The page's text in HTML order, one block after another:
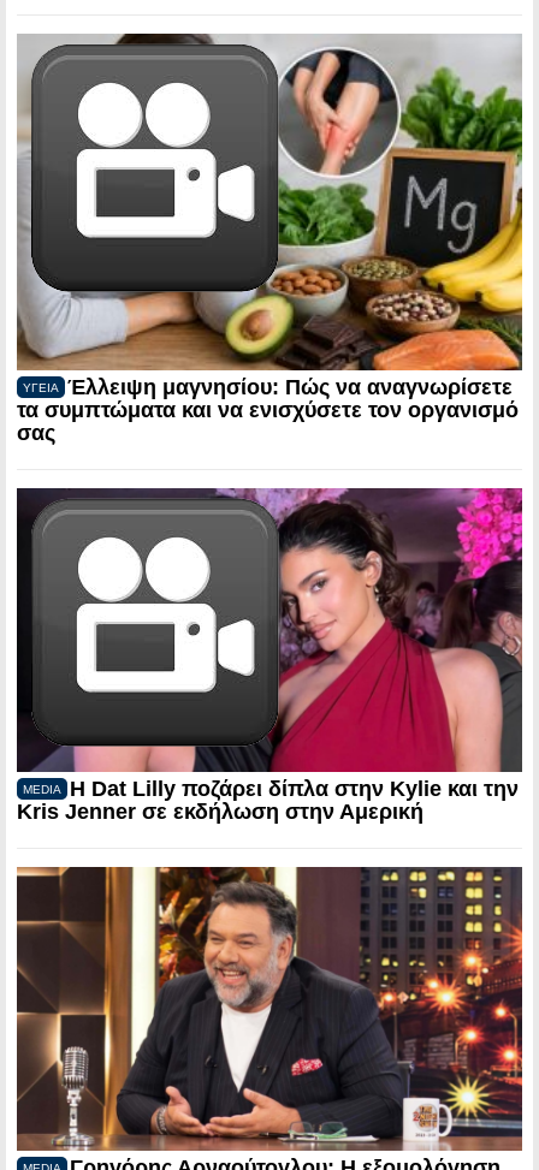
ΥΓΕΙΑ
Έλλειψη μαγνησίου: Πώς να αναγνωρίσετε
τα συμπτώματα και να ενισχύσετε τον οργανισμό
σας
MEDIA
Η Dat Lilly ποζάρει δίπλα στην Kylie και την
Kris Jenner σε εκδήλωση στην Αμερική